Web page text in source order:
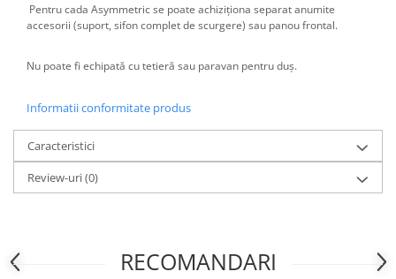
Vase WC stative
Vase WC suspendate
Capace
Capace WC softclose
Capace WC clasice
Capace bideuri
Pisoare
Pentru cada Asymmetric se poate achiziţiona separat anumite
accesorii (suport, sifon complet de scurgere) sau panou frontal.
Nu poate fi echipată cu tetieră sau paravan pentru duş.
Informatii conformitate produs
Caracteristici
Review-uri(0)
RECOMANDARI